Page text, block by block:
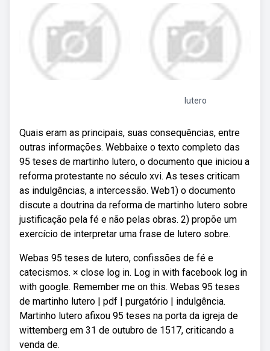
lutero
Quais eram as principais, suas consequências, entre
outras informações. Webbaixe o texto completo das
95 teses de martinho lutero, o documento que iniciou a
reforma protestante no século xvi. As teses criticam
as indulgências, a intercessão. Web1) o documento
discute a doutrina da reforma de martinho lutero sobre
justificação pela fé e não pelas obras. 2) propõe um
exercício de interpretar uma frase de lutero sobre.
Webas 95 teses de lutero, confissões de fé e
catecismos. × close log in. Log in with facebook log in
with google. Remember me on this. Webas 95 teses
de martinho lutero | pdf | purgatório | indulgência.
Martinho lutero afixou 95 teses na porta da igreja de
wittemberg em 31 de outubro de 1517, criticando a
venda de.